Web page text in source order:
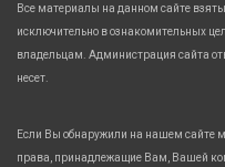
Все материалы на данном сайте
исключительно в ознакомительных
владельцам. Администрация сайта
несет.
Если Вы обнаружили на нашем сайте
права, принадлежащие Вам, Вашей